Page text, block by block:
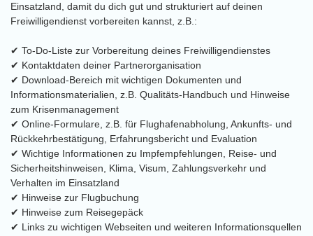
Einsatzland, damit du dich gut und strukturiert auf deinen
Freiwilligendienst vorbereiten kannst, z.B.:
✔ To-Do-Liste zur Vorbereitung deines Freiwilligendienstes
✔ Kontaktdaten deiner Partnerorganisation
✔ Download-Bereich mit wichtigen Dokumenten und
Informationsmaterialien, z.B. Qualitäts-Handbuch und Hinweise
zum Krisenmanagement
✔ Online-Formulare, z.B. für Flughafenabholung, Ankunfts- und
Rückkehrbestätigung, Erfahrungsbericht und Evaluation
✔ Wichtige Informationen zu Impfempfehlungen, Reise- und
Sicherheitshinweisen, Klima, Visum, Zahlungsverkehr und
Verhalten im Einsatzland
✔ Hinweise zur Flugbuchung
✔ Hinweise zum Reisegepäck
✔ Links zu wichtigen Webseiten und weiteren Informationsquellen